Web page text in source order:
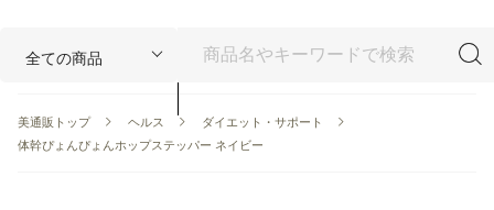
美通販トップ ヘルス
ダイエット・サポート
体幹ぴょんぴょんホップステッパー ネイビー